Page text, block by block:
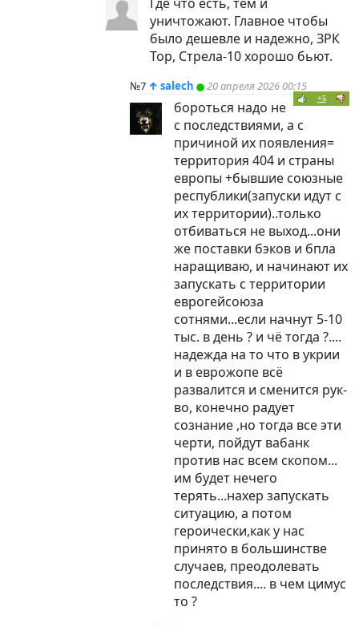
уничтожают. Главное чтобы
было дешевле и надежно, ЗРК
Тор, Стрела-10 хорошо бьют.
№7 ↑ salech 20 апреля 2026 00:15
+5
бороться надо не
с последствиями, а с
причиной их появления=
территория 404 и страны
европы +бывшие союзные
республики(запуски идут с
их территории)..только
отбиваться не выход...они
же поставки бэков и бпла
наращиваю, и начинают их
запускать с территории
еврогейсоюза
сотнями...если начнут 5-10
тыс. в день ? и чё тогда ?....
надежда на то что в укрии
и в еврожопе всё
развалится и сменится рук-
во, конечно радует
сознание ,но тогда все эти
черти, пойдут вабанк
против нас всем скопом...
им будет нечего
терять...нахер запускать
ситуацию, а потом
героически,как у нас
принято в большинстве
случаев, преодолевать
последствия.... в чем цимус
то ?